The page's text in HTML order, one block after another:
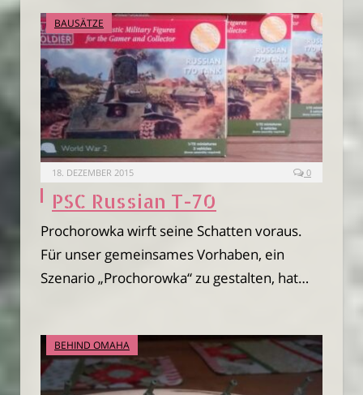
BAUSÄTZE
18. DEZEMBER 2015 0
PSC Russian T-70
Prochorowka wirft seine Schatten voraus.
Für unser gemeinsames Vorhaben, ein
Szenario „Prochorowka“ zu gestalten, hat…
BEHIND OMAHA